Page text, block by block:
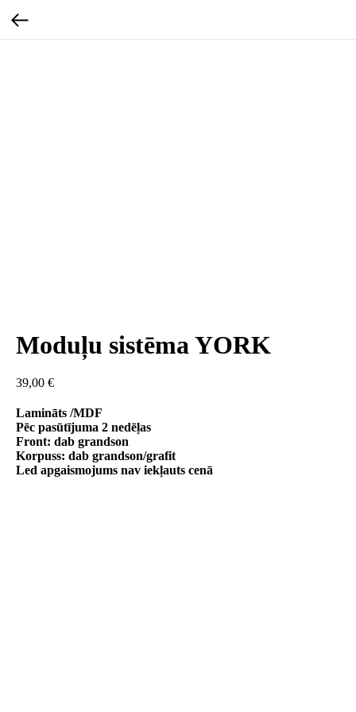
Moduļu sistēma YORK
39,00 €
Lamināts /MDF
Pēc pasūtījuma 2 nedēļas
Front: dab grandson
Korpuss: dab grandson/grafit
Led apgaismojums nav iekļauts cenā